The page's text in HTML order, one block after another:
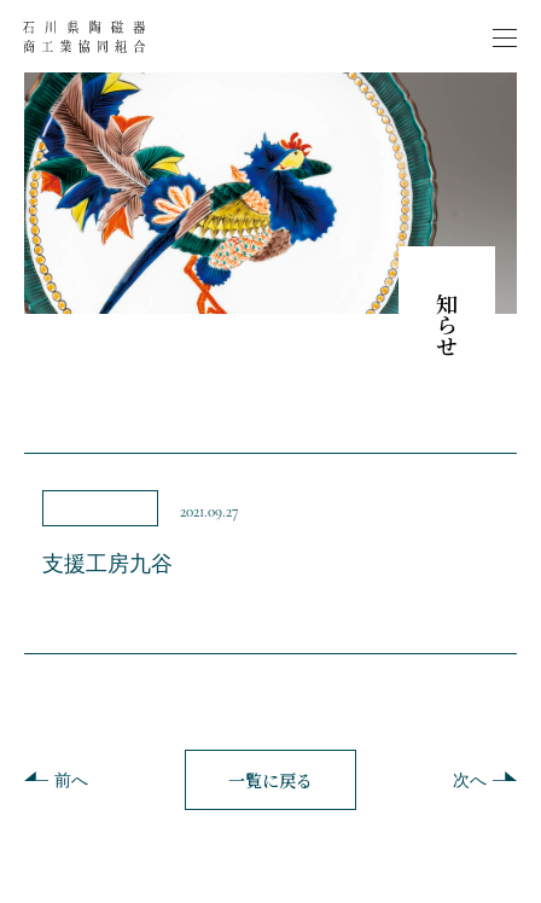
お知らせ
2021.09.27
支援工房九谷
前へ 一覧に戻る 次へ